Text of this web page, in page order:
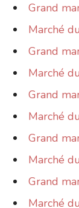
Grand
Marché
Grand
Marché
Grand
Marché
Grand
Marché
Grand
Marché